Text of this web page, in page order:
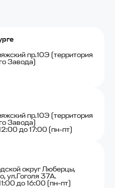
пр.10Э (территория
Завода)
пр.10Э (территория
Завода)
до 17:00 (пн-пт)
округ Люберцы,
ул.Гоголя 37А.
до 16:00 (пн-пт)